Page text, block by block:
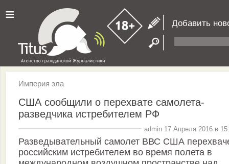
≡ Добавить
Империя зла
США сообщили о перехвате самолета-
разведчика истребителем РФ
admin 17 Апреля 2016 в
Разведывательный самолет ВВС США
российским истребителем во время полета в